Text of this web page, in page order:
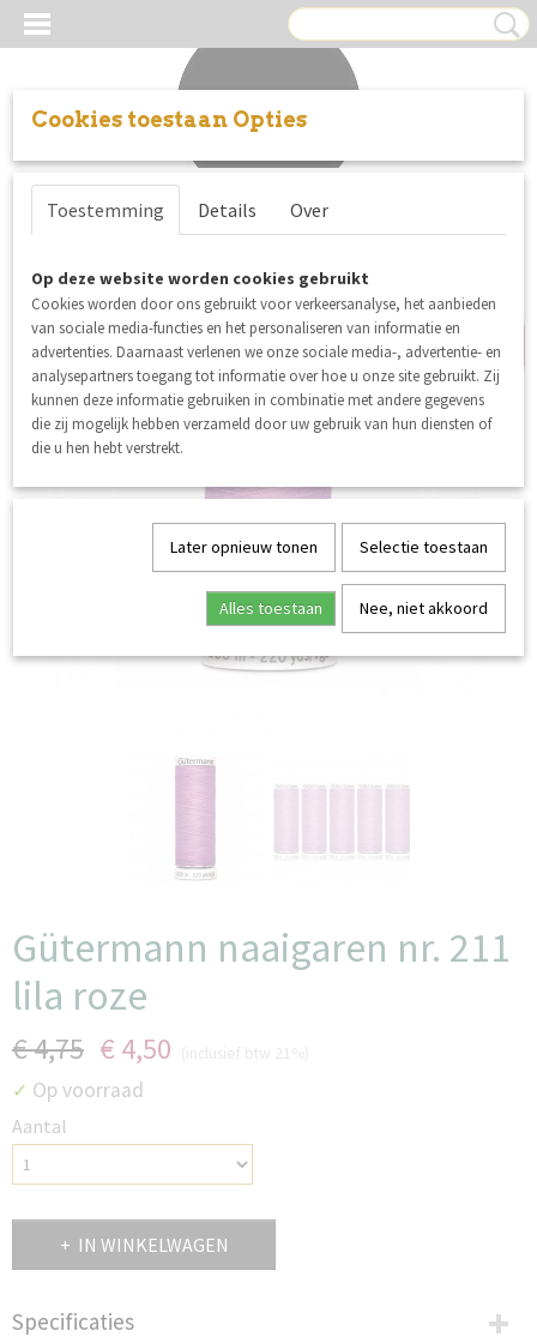
Inloggen Registreren
5% korting
Gütermann naaigaren nr. 211
lila roze
€ 4,75 € 4,50
✓ Op voorraad
Aantal
IN WINKELWAGEN
Specificaties
Cookies toestaan Opties
Toestemming Details Over
Op deze website worden cookies gebruikt
Cookies worden door ons gebruikt voor verkeersanalyse, het aanbieden
van sociale media-functies en het personaliseren van informatie en
advertenties. Daarnaast verlenen we onze sociale media-, advertentie- en
analysepartners toegang tot informatie over hoe u onze site gebruikt. Zij
kunnen deze informatie gebruiken in combinatie met andere gegevens
die zij mogelijk hebben verzameld door uw gebruik van hun diensten of
die u hen hebt verstrekt.
Later opnieuw tonen Selectie toestaan
Alles toestaan Nee, niet akkoord